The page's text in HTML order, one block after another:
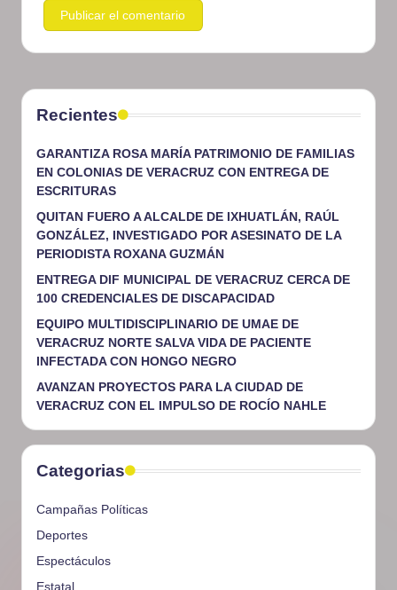
Recientes
GARANTIZA ROSA MARÍA PATRIMONIO DE FAMILIAS
EN COLONIAS DE VERACRUZ CON ENTREGA DE
ESCRITURAS
QUITAN FUERO A ALCALDE DE IXHUATLÁN, RAÚL
GONZÁLEZ, INVESTIGADO POR ASESINATO DE LA
PERIODISTA ROXANA GUZMÁN
ENTREGA DIF MUNICIPAL DE VERACRUZ CERCA DE
100 CREDENCIALES DE DISCAPACIDAD
EQUIPO MULTIDISCIPLINARIO DE UMAE DE
VERACRUZ NORTE SALVA VIDA DE PACIENTE
INFECTADA CON HONGO NEGRO
AVANZAN PROYECTOS PARA LA CIUDAD DE
VERACRUZ CON EL IMPULSO DE ROCÍO NAHLE
Categorias
Campañas Políticas
Deportes
Espectáculos
Estatal